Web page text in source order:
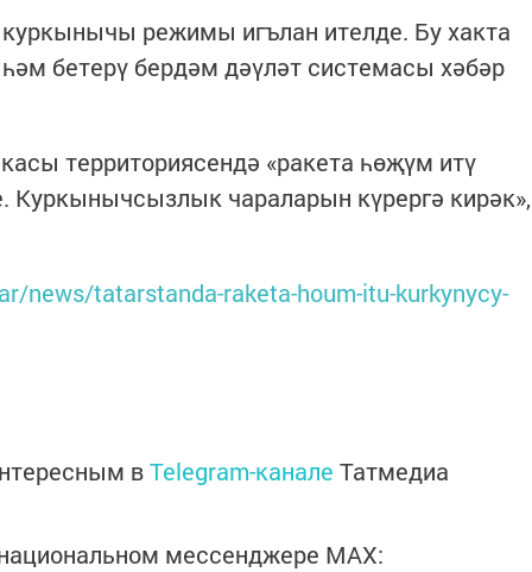
режимы игълан ителде. Бу хакта
бетерү бердәм дәүләт системасы хәбәр
территориясендә «ракета һөҗүм итү
чараларын күрергә кирәк»,
news/tatarstanda-raketa-houm-itu-kurkynycy-
вTelegram-канале Татмедиа
мессенджере MАХ: